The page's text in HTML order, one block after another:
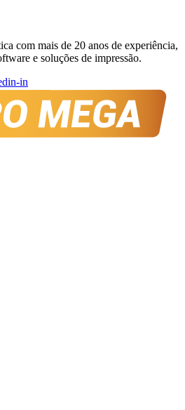
com mais de 20 anos de experiência,
e soluções de impressão.
in